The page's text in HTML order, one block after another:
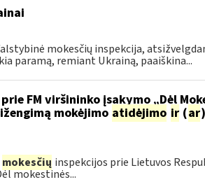
mokesčių inspekcija,
paramą, remiant Ukrainą, paaiškina...
FM viršininko įsakymo „Dėl
mokėjimo atidėjimo ir(ar)
mokesčių inspekcijos prie Lietuvos
mokestinės...